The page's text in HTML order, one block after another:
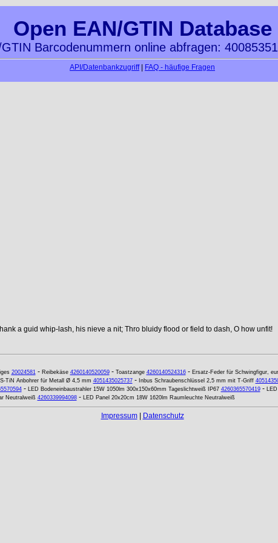
Open EAN/GTIN Database
Barcodenummern online abfragen:
API/Datenbankzugriff| FAQ - häufige Fragen
a guid whip-lash, his nieve a nit; Thro bluidy flood or field to dash, O how unfit!
20024581- Reibekäse 4260140520059- Toastzange 4260140524316- Ersatz-Feder für Schwingfigur,
TiN Anbohrer für Metall Ø 4,5 mm 4051435025737- Inbus Schraubenschlüssel 2,5 mm mit T-Griff
- LED Bodeneinbaustrahler 15W 1050lm 300x150x60mm Tageslichtweiß IP67 4260365570419-
Neutralweiß 4260339994098- LED Panel 20x20cm 18W 1620lm Raumleuchte Neutralweiß
Impressum| Datenschutz